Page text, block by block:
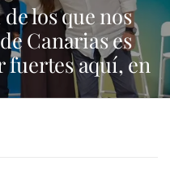
los que nos
Canarias es
fuertes aquí, en